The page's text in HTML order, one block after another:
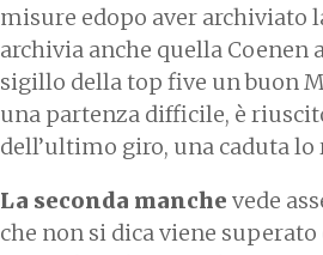
misure edopo aver archiviato
archivia anche quella
sigillo della top five un buon
una partenza difficile, è
dell’ultimo giro, una caduta lo
La seconda manche vede
che non si dica viene